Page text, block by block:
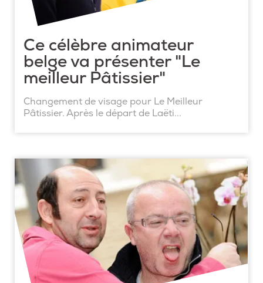
Ce célèbre animateur
belge va présenter "Le
meilleur Pâtissier"
Changement de visage pour Le Meilleur
Pâtissier. Après le départ de Laëti...